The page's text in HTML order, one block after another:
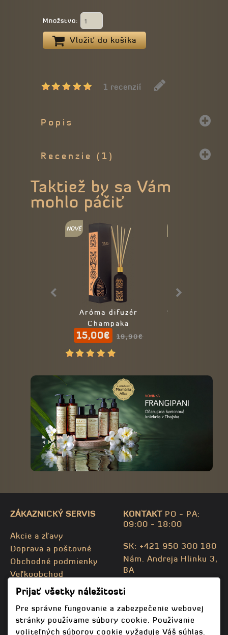
Množstvo:
Vložiť do košíka
1 recenzií
Popis
Recenzie (1)
Taktiež by sa Vám
mohlo páčiť
Aróma difuzér
Champaka
15,00€ 19,90€
Sójová
ZÁKAZNICKÝ SERVIS
Akcie a zľavy
Doprava a poštovné
Obchodné podmienky
Veľkoobchod
Kontaktujte nás
Mapa stránky
KONTAKTPO - PA:
09:00 - 18:00
SK: +421 950 300 180
Nám. Andreja Hlinku 3,
BA
info@bodhispa.sk
info@bodhi.cz
Prijať všetky náležitosti
Pre správne fungovanie a zabezpečenie webovej
stránky používame súbory cookie. Používanie
voliteľných súborov cookie vyžaduje Váš súhlas.